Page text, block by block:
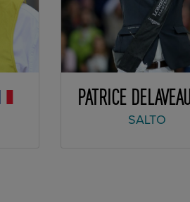
PATRICE
SALTO